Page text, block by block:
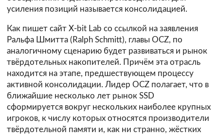
усиления позиций называется консолидацией.
Как пишет сайт X-bit Lab со ссылкой на заявления
Ральфа Шмитта (Ralph Schmitt), главы OCZ, по
аналогичному сценарию будет развиваться и рынок
твёрдотельных накопителей. Причём эта отрасль
находится на этапе, предшествующем процессу
активной консолидации. Лидер OCZ полагает, что в
ближайшие несколько лет рынок SSD
сформируется вокруг нескольких наиболее крупных
игроков, к числу которых относятся производители
твёрдотельной памяти и, как ни странно, жёстких